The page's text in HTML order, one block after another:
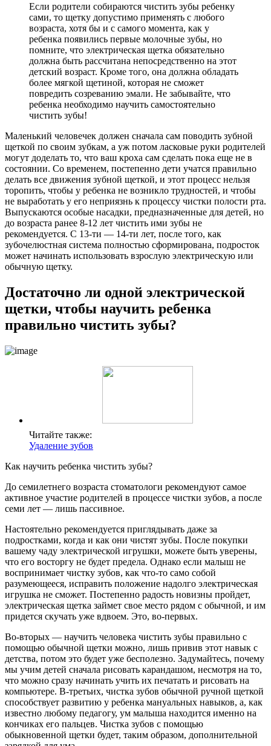
Если родители собираются чистить зубы ребенку
сами, то щетку допустимо применять с любого
возраста, хотя бы и с самого момента, как у
ребенка появились первые молочные зубы, но
помните, что электрическая щетка обязательно
должна быть рассчитана непосредственно на этот
детский возраст. Кроме того, она должна обладать
более мягкой щетиной, которая не сможет
повредить созреванию эмали. Не забывайте, что
ребенка необходимо научить самостоятельно
чистить зубы!
Маленький человечек должен сначала сам поводить зубной
щеткой по своим зубкам, а уж потом ласковые руки родителей
могут доделать то, что ваш кроха сам сделать пока еще не в
состоянии. Со временем, постепенно дети учатся правильно
делать все движения зубной щеткой, и этот процесс нельзя
торопить, чтобы у ребенка не возникло трудностей, и чтобы
не выработать у его неприязнь к процессу чистки полости рта.
Выпускаются особые насадки, предназначенные для детей, но
до возраста ранее 8-12 лет чистить ими зубы не
рекомендуется. С 13-ти — 14-ти лет, после того, как
зубочелюстная система полностью сформирована, подросток
может начинать использовать взрослую электрическую или
обычную щетку.
Достаточно ли одной электрической
щетки, чтобы научить ребенка
правильно чистить зубы?
Читайте также:
Удаление зубов
Как научить ребенка чистить зубы?
До семилетнего возраста стоматологи рекомендуют самое
активное участие родителей в процессе чистки зубов, а после
семи лет — лишь пассивное.
Настоятельно рекомендуется приглядывать даже за
подростками, когда и как они чистят зубы. После покупки
вашему чаду электрической игрушки, можете быть уверены,
что его восторгу не будет предела. Однако если малыш не
воспринимает чистку зубов, как что-то само собой
разумеющееся, исправить положение надолго электрическая
игрушка не сможет. Постепенно радость новизны пройдет,
электрическая щетка займет свое место рядом с обычной, и им
придется скучать уже вдвоем. Это, во-первых.
Во-вторых — научить человека чистить зубы правильно с
помощью обычной щетки можно, лишь привив этот навык с
детства, потом это будет уже бесполезно. Задумайтесь, почему
мы учим детей сначала рисовать карандашом, несмотря на то,
что можно сразу начинать учить их печатать и рисовать на
компьютере. В-третьих, чистка зубов обычной ручной щеткой
способствует развитию у ребенка мануальных навыков, а, как
известно любому педагогу, ум малыша находится именно на
кончиках его пальцев. Чистка зубов с помощью
обыкновенной щетки будет, таким образом, дополнительной